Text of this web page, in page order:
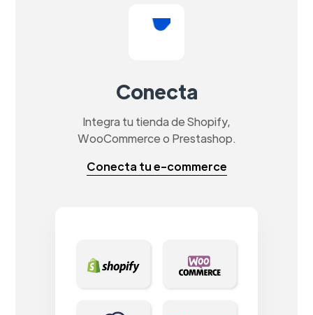
Conecta
Integra tu tienda de Shopify,
WooCommerce o Prestashop.
Conecta tu e-commerce